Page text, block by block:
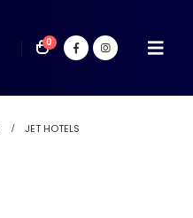
0
JET HOTELS